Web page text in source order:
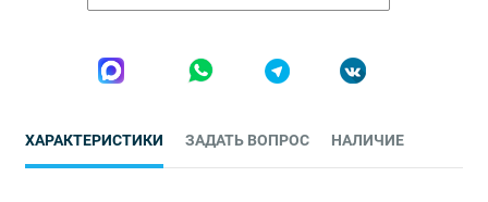
ХАРАКТЕРИСТИКИ ЗАДАТЬ ВОПРОС НАЛИЧИЕ